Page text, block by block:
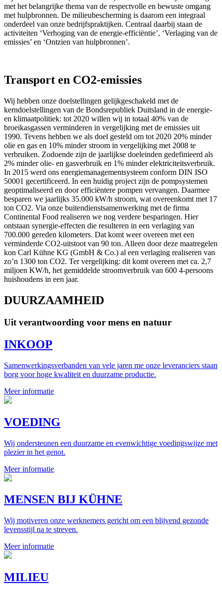
met het belangrijke thema van de respectvolle en bewuste omgang
met hulpbronnen. De milieubescherming is daarom een integraal
onderdeel van onze bedrijfspraktijken. Centraal daarbij staan de
activiteiten ‘Verhoging van de energie-efficiëntie’, ‘Verlaging van de
emissies’ en ‘Ontzien van hulpbronnen’.
Transport en CO2-emissies
Wij hebben onze doelstellingen gelijkgeschakeld met de
kerndoelstellingen van de Bondsrepubliek Duitsland in de energie-
en klimaatpolitiek: tot 2020 willen wij in totaal 40% van de
broeikasgassen verminderen in vergelijking met de emissies uit
1990. Tevens hebben we als doel gesteld om tot 2020 20% minder
olie en gas en 10% minder stroom in vergelijking met 2008 te
verbruiken. Zodoende zijn de jaarlijkse doeleinden gedefinieerd als
2% minder olie- en gasverbruik en 1% minder elektriciteitsverbruik.
In 2015 werd ons energiemanagementsysteem conform DIN ISO
50001 gecertificeerd. In een huidig project zijn de pompsystemen
geoptimaliseerd en door efficiëntere pompen vervangen. Daarmee
besparen we jaarlijks 35.000 kW/h stroom, wat overeenkomt met 17
ton CO2. Via onze buitendienstsamenwerking met de firma
Continental Food realiseren we nog verdere besparingen. Hier
ontstaan synergie-effecten die resulteren in een verlaging van
700.000 gereden kilometers. Dat komt weer overeen met een
verminderde CO2-uitstoot van 90 ton. Alleen door deze maatregelen
kon Carl Kühne KG (GmbH & Co.) al een verlaging realiseren van
zo’n 1300 ton CO2. Ter vergelijking: dit komt overeen met ca. 2,7
miljoen KW/h, het gemiddelde stroomverbruik van 600 4-persoons
huishoudens in een jaar.
DUURZAAMHEID
Uit verantwoording voor mens en natuur
INKOOP
Samenwerkingsverbanden van vele jaren me onze leveranciers staan
borg voor hoge kwaliteit en duurzame productie.
Meer informatie
VOEDING
Wij ondersteunen een duurzame en evenwichtige voedingswijze met
plezier in het genot.
Meer informatie
MENSEN BIJ KÜHNE
Wij motiveren onze werknemers gericht om een blijvend gezonde
levensstijl na te streven.
Meer informatie
MILIEU